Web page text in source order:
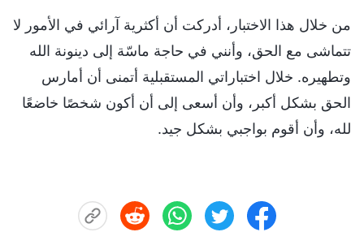
من خلال هذا الاختبار، أدركت أن أكثرية آرائي في الأمور لا
تتماشى مع الحق، وأنني في حاجة ماسّة إلى دينونة الله
وتطهيره. خلال اختباراتي المستقبلية أتمنى أن أمارس
الحق بشكل أكبر، وأن أسعى إلى أن أكون شخصًا خاضعًا
لله، وأن أقوم بواجبي بشكل جيد.